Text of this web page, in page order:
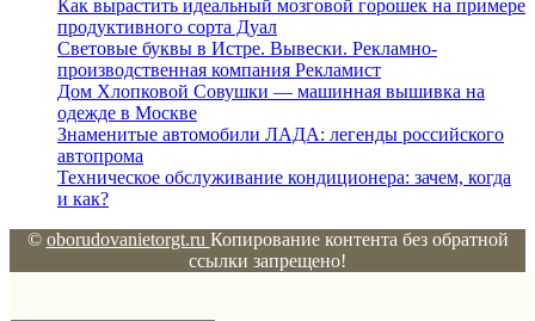
Как вырастить идеальный мозговой горошек на примере
продуктивного сорта Дуал
Световые буквы в Истре. Вывески. Рекламно-
производственная компания Рекламист
Дом Хлопковой Совушки — машинная вышивка на
одежде в Москве
Знаменитые автомобили ЛАДА: легенды российского
автопрома
Техническое обслуживание кондиционера: зачем, когда
и как?
© oborudovanietorgt.ru Копирование контента без обратной
ссылки запрещено!